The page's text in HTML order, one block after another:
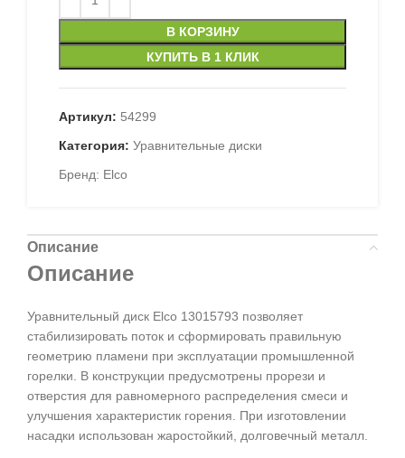
В КОРЗИНУ
КУПИТЬ В 1 КЛИК
Артикул: 54299
Категория: Уравнительные диски
Бренд: Elco
Описание
Описание
Уравнительный диск Elco 13015793 позволяет
стабилизировать поток и сформировать правильную
геометрию пламени при эксплуатации промышленной
горелки. В конструкции предусмотрены прорези и
отверстия для равномерного распределения смеси и
улучшения характеристик горения. При изготовлении
насадки использован жаростойкий, долговечный металл.